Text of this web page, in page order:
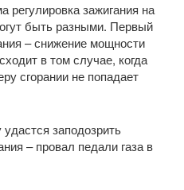
регулировка зажигания на
быть разными. Первый
– снижение мощности
в том случае, когда
сгорании не попадает
заподозрить
– провал педали газа в